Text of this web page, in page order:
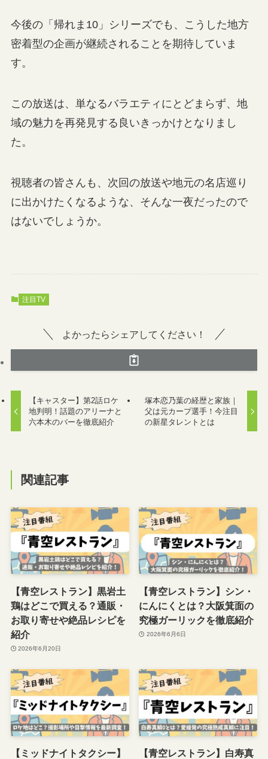
今後の「帰れま10」シリーズでも、こうした地方
密着型の企画が継続されることを期待していま
す。
この放送は、単なるバラエティにとどまらず、地
域の魅力を再発見する良いきっかけとなりまし
た。
視聴者の皆さんも、次回の放送や地元の名店巡り
に出かけたくなるような、そんな一夜だったので
はないでしょうか。
注目TV
よかったらシェアしてください！
【キャスター】第2話ロケ
地判明！話題のアリーナと
六本木のバーを徹底紹介
塚本恋乃葉の経歴と家族｜
父は元カープ選手！今注目
の新星タレントとは
関連記事
【青空レストラン】黒岩土
鶏はどこで買える？通販・
お取り寄せや絶品レシピを
紹介
2026年6月20日
【青空レストラン】シン・
にんにくとは？大阪箕面の
究極ガーリックを徹底紹介
2026年6月6日
【ミッドナイトタクシー】
【青空レストラン】白寿真